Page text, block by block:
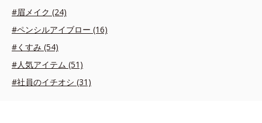
#眉メイク (24)
#ペンシルアイブロー (16)
#くすみ (54)
#人気アイテム (51)
#社員のイチオシ (31)